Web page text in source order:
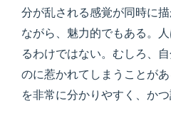
分が乱される感覚が同時に
ながら、魅力的でもある。
るわけではない。むしろ、
のに惹かれてしまうことが
を非常に分かりやすく、か